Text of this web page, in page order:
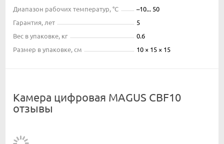
Диапазон рабочих температур, °С
–10... 50
Гарантия, лет
5
Вес в упаковке, кг
0.6
Размер в упаковке, см
10 × 15 × 15
Камера цифровая MAGUS CBF10
отзывы